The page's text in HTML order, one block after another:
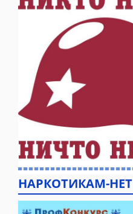
НАРКОТИКАМ-НЕТ